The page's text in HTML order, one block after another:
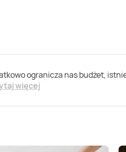
ogranicza nas budżet,
więcej